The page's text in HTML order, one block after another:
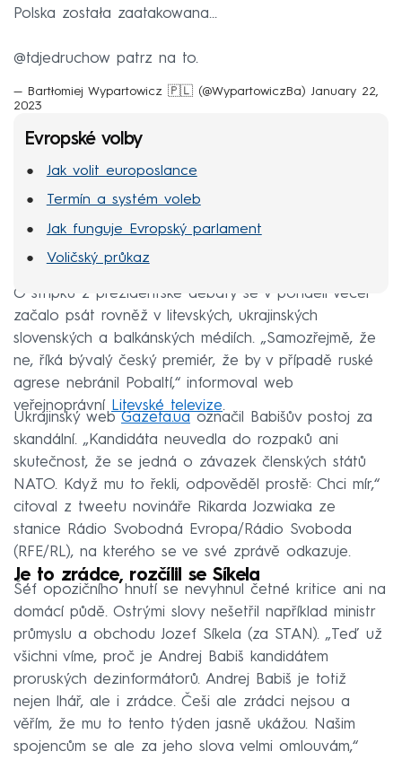
Polska została zaatakowana…
@tdjedruchow patrz na to.
— Bartłomiej Wypartowicz 🇵🇱 (@WypartowiczBa) January 22,
2023
Evropské volby
Jak volit europoslance
Termín a systém voleb
Jak funguje Evropský parlament
Voličský průkaz
O střípku z prezidentské debaty se v pondělí večer
začalo psát rovněž v litevských, ukrajinských
slovenských a balkánských médiích. „Samozřejmě, že
ne, říká bývalý český premiér, že by v případě ruské
agrese nebránil Pobaltí,“ informoval web
veřejnoprávní Litevské televize.
Ukrajinský web Gazeta.ua označil Babišův postoj za
skandální. „Kandidáta neuvedla do rozpaků ani
skutečnost, že se jedná o závazek členských států
NATO. Když mu to řekli, odpověděl prostě: Chci mír,“
citoval z tweetu novináře Rikarda Jozwiaka ze
stanice Rádio Svobodná Evropa/Rádio Svoboda
(RFE/RL), na kterého se ve své zprávě odkazuje.
Je to zrádce, rozčílil se Síkela
Šéf opozičního hnutí se nevyhnul četné kritice ani na
domácí půdě. Ostrými slovy nešetřil například ministr
průmyslu a obchodu Jozef Síkela (za STAN). „Teď už
všichni víme, proč je Andrej Babiš kandidátem
proruských dezinformátorů. Andrej Babiš je totiž
nejen lhář, ale i zrádce. Češi ale zrádci nejsou a
věřím, že mu to tento týden jasně ukážou. Našim
spojencům se ale za jeho slova velmi omlouvám,“